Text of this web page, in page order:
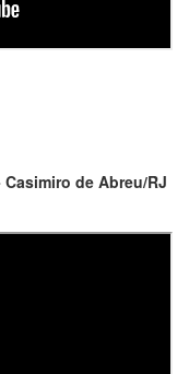
de Abreu/RJ